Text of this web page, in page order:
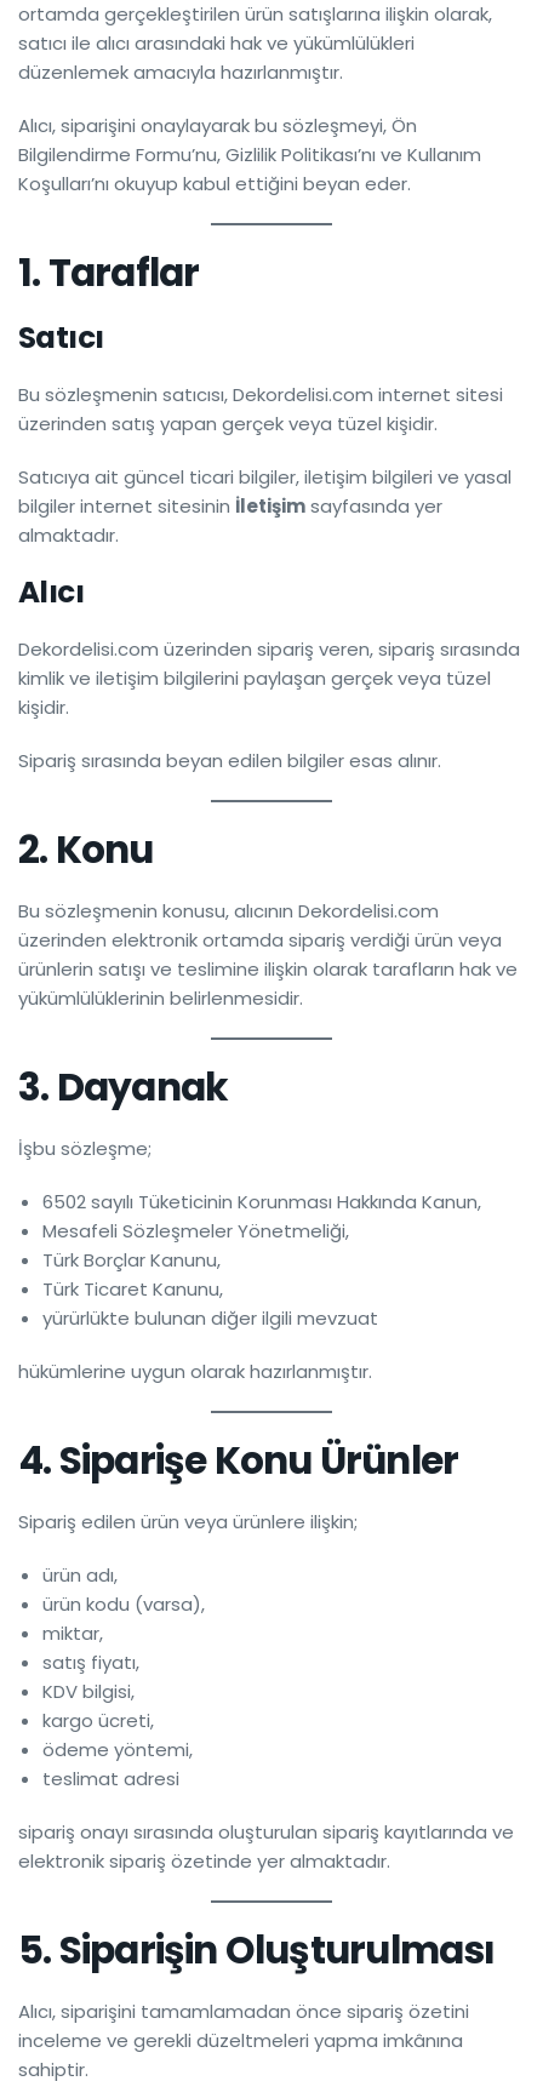
ortamda gerçekleştirilen ürün satışlarına ilişkin olarak,
satıcı ile alıcı arasındaki hak ve yükümlülükleri
düzenlemek amacıyla hazırlanmıştır.
Alıcı, siparişini onaylayarak bu sözleşmeyi, Ön
Bilgilendirme Formu’nu, Gizlilik Politikası’nı ve Kullanım
Koşulları’nı okuyup kabul ettiğini beyan eder.
1. Taraflar
Satıcı
Bu sözleşmenin satıcısı, Dekordelisi.com internet sitesi
üzerinden satış yapan gerçek veya tüzel kişidir.
Satıcıya ait güncel ticari bilgiler, iletişim bilgileri ve yasal
bilgiler internet sitesinin İletişimsayfasında yer
almaktadır.
Alıcı
Dekordelisi.com üzerinden sipariş veren, sipariş sırasında
kimlik ve iletişim bilgilerini paylaşan gerçek veya tüzel
kişidir.
Sipariş sırasında beyan edilen bilgiler esas alınır.
2. Konu
Bu sözleşmenin konusu, alıcının Dekordelisi.com
üzerinden elektronik ortamda sipariş verdiği ürün veya
ürünlerin satışı ve teslimine ilişkin olarak tarafların hak ve
yükümlülüklerinin belirlenmesidir.
3. Dayanak
İşbu sözleşme;
6502 sayılı Tüketicinin Korunması Hakkında Kanun,
Mesafeli Sözleşmeler Yönetmeliği,
Türk Borçlar Kanunu,
Türk Ticaret Kanunu,
yürürlükte bulunan diğer ilgili mevzuat
hükümlerine uygun olarak hazırlanmıştır.
4. Siparişe Konu Ürünler
Sipariş edilen ürün veya ürünlere ilişkin;
ürün adı,
ürün kodu (varsa),
miktar,
satış fiyatı,
KDV bilgisi,
kargo ücreti,
ödeme yöntemi,
teslimat adresi
sipariş onayı sırasında oluşturulan sipariş kayıtlarında ve
elektronik sipariş özetinde yer almaktadır.
5. Siparişin Oluşturulması
Alıcı, siparişini tamamlamadan önce sipariş özetini
inceleme ve gerekli düzeltmeleri yapma imkânına
sahiptir.